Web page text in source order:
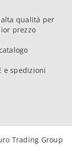
qualità per
prezzo
e spedizioni
Trading Group